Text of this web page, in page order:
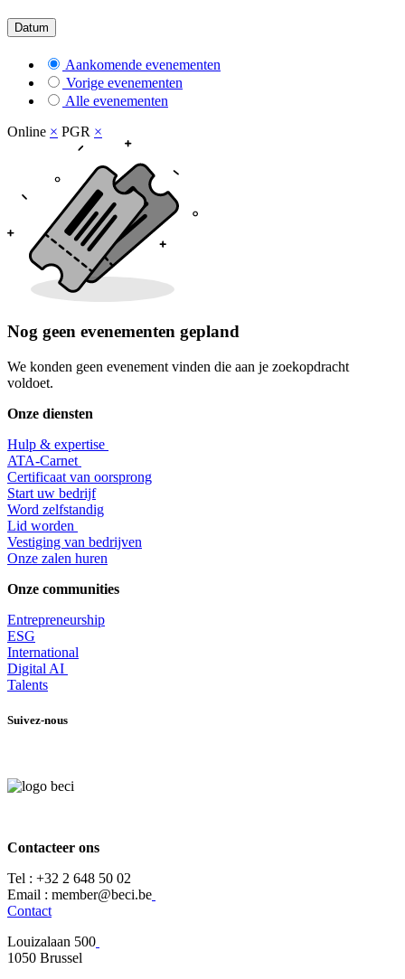
Datum
Aankomende evenementen
Vorige evenementen
Alle evenementen
Online × PGR ×
Nog geen evenementen gepland
We konden geen evenement vinden die aan je zoekopdracht
voldoet.
Onze diensten
Hulp & expertise
​ATA-Carnet
Certificaat van oorsprong
Start uw bedrijf
Word zelfstandig
Lid worden
​Vestiging van bedrijven
Onze zalen huren
Onze communities
Entrepreneurship
ESG
International
Digital AI
Talents
Suivez-nous
Contacteer ons
Tel : +32 2 648 50 02​
​​Email : member@beci.be
Contact
Louizalaan 500
​1050 Brussel